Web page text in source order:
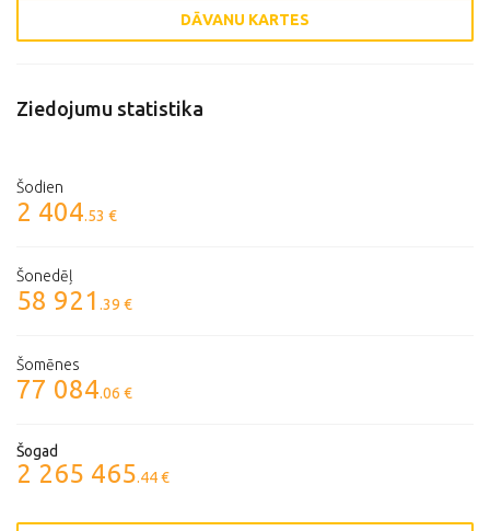
DĀVANU KARTES
Ziedojumu statistika
Šodien
2 404.53 €
Šonedēļ
58 921 .39 €
Šomēnes
77 084.06 €
Šogad
2 265 465.44 €